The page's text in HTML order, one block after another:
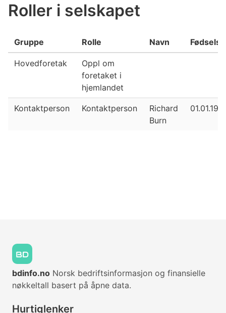
Roller i selskapet
Gruppe Rolle Navn
Hovedforetak
Oppl om
foretaket i
hjemlandet
Kontaktperson Kontaktperson
Richard
Burn
bdinfo.no Norsk bedriftsinformasjon og finansielle
nøkkeltall basert på åpne data.
Hurtiglenker